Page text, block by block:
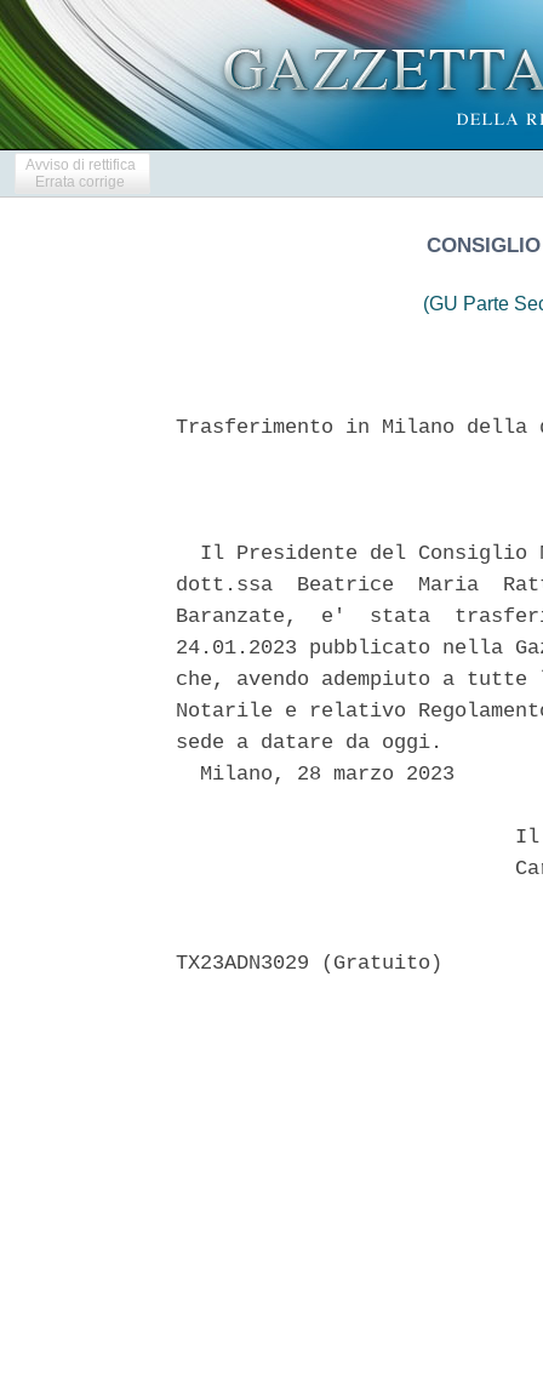
Avviso di rettifica
Errata corrige
(GU Parte
Trasferimento in Milano
Il Presidente del Consiglio
dott.ssa  Beatrice  Maria
Baranzate,  e'  stata
24.01.2023 pubblicato nella
che, avendo adempiuto a
Notarile e relativo
sede a datare da oggi.
  Milano, 28 marzo 2023